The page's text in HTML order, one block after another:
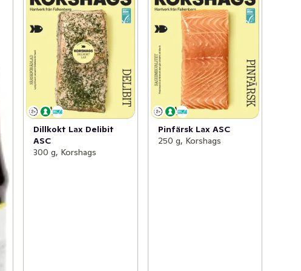
Dillkokt Lax Delibit
ASC
300 g, Korshags
Pinfärsk Lax ASC
250 g, Korshags